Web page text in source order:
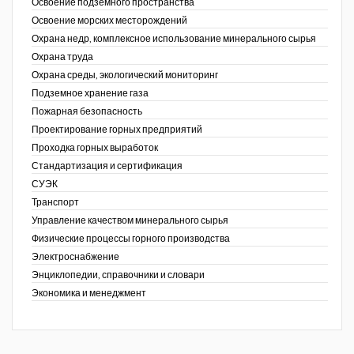
Освоение морских месторождений
Охрана недр, комплексное использование минерального сырья
Охрана труда
Охрана среды, экологический мониторинг
Подземное хранение газа
Пожарная безопасность
Проектирование горных предприятий
Проходка горных выработок
Стандартизация и сертификация
СУЭК
Транспорт
Управление качеством минерального сырья
Физические процессы горного производства
Электроснабжение
Энциклопедии, справочники и словари
Экономика и менеджмент